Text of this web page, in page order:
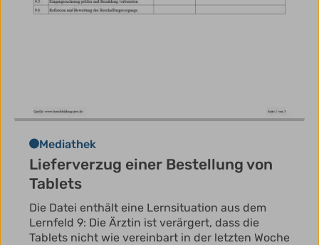
Mediathek
Lieferverzug einer Bestellung von
Tablets
Die Datei enthält eine Lernsituation aus dem
Lernfeld 9: Die Ärztin ist verärgert, dass die
Tablets nicht wie vereinbart in der letzten Woche